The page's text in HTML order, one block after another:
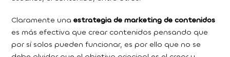
Claramente unaestrategia de marketing de contenidos
es más efectiva que crear contenidos pensando que
por sí solos pueden funcionar, es por ello que no se